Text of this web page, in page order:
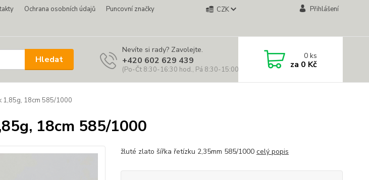
Ochrana osobních údajů
Puncovní značky
CZK Přihlášení
Hledat
Nevíte si rady? Zavolejte.
+420 602 629 439
(Po-Čt 8:30-16:30 hod., Pá 8:30-15:00 hod.)
0ks
za 0 Kč
1,85g, 18cm 585/1000
18cm 585/1000
žluté zlato šířka řetízku 2,35mm 585/1000 celý popis